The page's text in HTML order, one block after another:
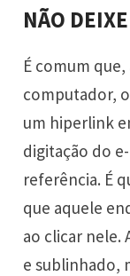
NÃO
É comum
computador,
um hiperlink
digitação do
referência. É
que aquele
ao clicar nele.
e sublinhado,